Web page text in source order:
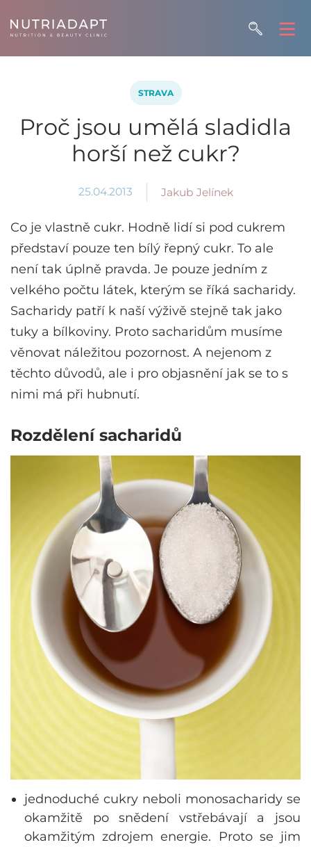
STRAVA
Proč jsou umělá sladidla
horší než cukr?
25.04.2013 Jakub Jelínek
Co je vlastně cukr. Hodně lidí si pod cukrem
představí pouze ten bílý řepný cukr. To ale
není tak úplně pravda. Je pouze jedním z
velkého počtu látek, kterým se říká sacharidy.
Sacharidy patří k naší výživě stejně tak jako
tuky a bílkoviny. Proto sacharidům musíme
věnovat náležitou pozornost. A nejenom z
těchto důvodů, ale i pro objasnění jak se to s
nimi má při hubnutí.
Rozdělení sacharidů
jednoduché cukry neboli monosacharidy se
okamžitě po snědení vstřebávají a jsou
okamžitým zdrojem energie. Proto se jim